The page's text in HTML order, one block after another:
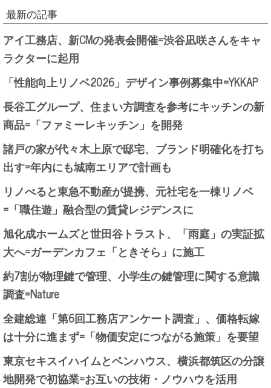
最新の記事
アイ工務店、新CMの発表会開催=渋谷凪咲さんをキャ
ラクターに起用
「性能向上リノベ2026」デザイン事例募集中=YKKAP
長谷工グループ、住まい方調査を参考にキッチンの新
商品=「ファミーレキッチン」を開発
諸戸の家が代々木上原で邸宅、ブランド明確化を打ち
出す=年内にも城南エリアで計画も
リノべると東急不動産が提携、元社宅を一棟リノベ
=「職住遊」融合型の賃貸レジデンスに
旭化成ホームズと世田谷トラスト、「雨庭」の実証拡
大へ=ガーデンカフェ「ときそら」に施工
約7割が物理鍵で管理、小学生の鍵管理に関する意識
調査=Nature
全建総連「第6回工務店アンケート調査」、価格転嫁
は十分に進まず=「物価安定につながる施策」を要望
東京セキスイハイムとベンハウス、横浜都筑区の分譲
地開発で初協業=お互いの技術・ノウハウを活用